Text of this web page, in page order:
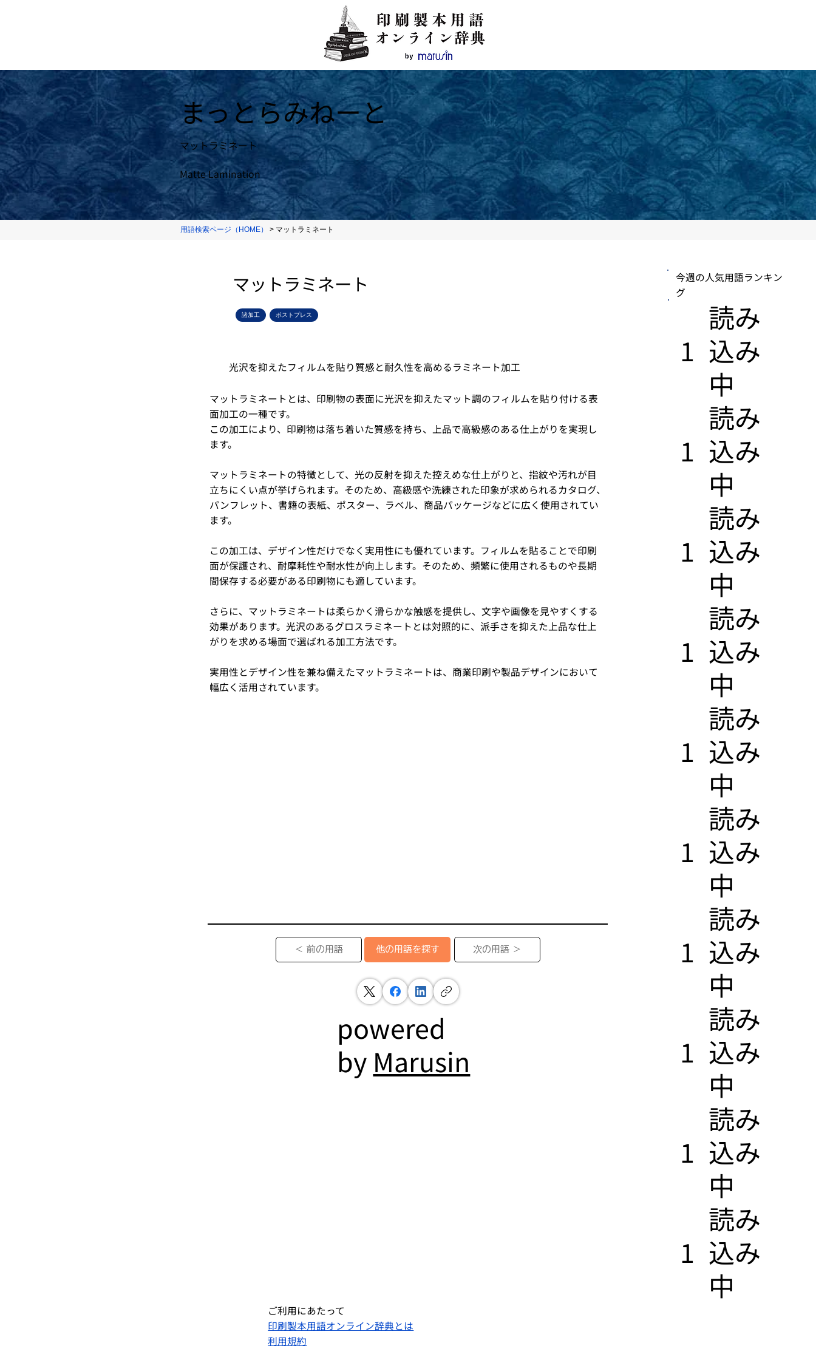
まっとらみねーと
マットラミネート
Matte Lamination
用語検索ページ（HOME） > マットラミネート
マットラミネート
諸加工 ポストプレス
光沢を抑えたフィルムを貼り質感と耐久性を高めるラミネート加工
マットラミネートとは、印刷物の表面に光沢を抑えたマット調のフィルムを貼り付ける表
面加工の一種です。
この加工により、印刷物は落ち着いた質感を持ち、上品で高級感のある仕上がりを実現し
ます。
マットラミネートの特徴として、光の反射を抑えた控えめな仕上がりと、指紋や汚れが目
立ちにくい点が挙げられます。そのため、高級感や洗練された印象が求められるカタログ、
パンフレット、書籍の表紙、ポスター、ラベル、商品パッケージなどに広く使用されてい
ます。
この加工は、デザイン性だけでなく実用性にも優れています。フィルムを貼ることで印刷
面が保護され、耐摩耗性や耐水性が向上します。そのため、頻繁に使用されるものや長期
間保存する必要がある印刷物にも適しています。
さらに、マットラミネートは柔らかく滑らかな触感を提供し、文字や画像を見やすくする
効果があります。光沢のあるグロスラミネートとは対照的に、派手さを抑えた上品な仕上
がりを求める場面で選ばれる加工方法です。
実用性とデザイン性を兼ね備えたマットラミネートは、商業印刷や製品デザインにおいて
幅広く活用されています。
今週の人気用語ランキン
グ
1
​読み
込み
中
1
​読み
込み
中
1
​読み
込み
中
1
​読み
込み
中
1
​読み
込み
中
1
​読み
込み
中
1
​読み
込み
中
1
​読み
込み
中
1
​読み
込み
中
1
​読み
込み
中
＜ 前の用語 他の用語を探す 次の用語 ＞
powered
by Marusin
ご利用にあたって
印刷製本用語オンライン辞典とは
利用規約​